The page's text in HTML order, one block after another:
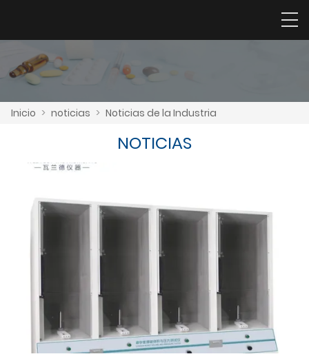
Inicio > noticias > Noticias de la Industria
NOTICIAS